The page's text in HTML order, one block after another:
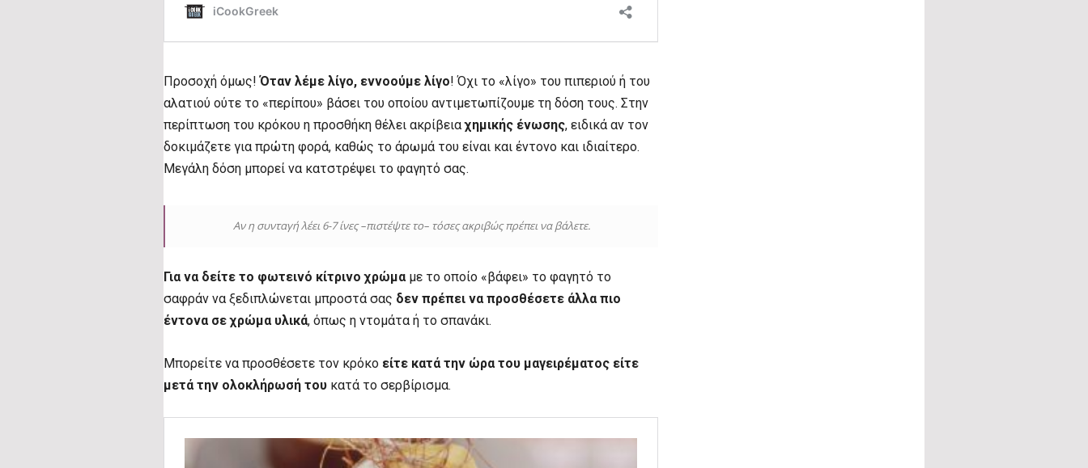
Προσοχή όμως!Όταν λέμε λίγο, εννοούμε λίγο! Όχι το «λίγο» του πιπεριού ή του
αλατιού ούτε το «περίπου» βάσει του οποίου αντιμετωπίζουμε τη δόση τους. Στην
περίπτωση του κρόκου η προσθήκη θέλει ακρίβειαχημικής ένωσης, ειδικά αν τον
δοκιμάζετε για πρώτη φορά, καθώς το άρωμά του είναι και έντονο και ιδιαίτερο.
Μεγάλη δόση μπορεί να κατστρέψει το φαγητό σας.
Αν η συνταγή λέει 6-7 ίνες –πιστέψτε το– τόσες ακριβώς πρέπει να βάλετε.
Για να δείτε το φωτεινό κίτρινο χρώμαμε το οποίο «βάφει» το φαγητό το
σαφράν να ξεδιπλώνεται μπροστά σας δεν πρέπει να προσθέσετε άλλα πιο
έντονα σε χρώμα υλικά, όπως η ντομάτα ή το σπανάκι.
Μπορείτε να προσθέσετε τον κρόκο είτε κατά την ώρα του μαγειρέματος είτε
μετά την ολοκλήρωσή του κατά το σερβίρισμα.